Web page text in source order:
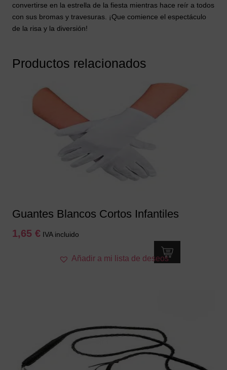
convertirse en la estrella de la fiesta mientras hace reír a todos
con sus bromas y travesuras. ¡Que comience el espectáculo
de la risa y la diversión!
Productos relacionados
Guantes Blancos Cortos Infantiles
1,65 € IVA incluido
Añadir a mi lista de deseos